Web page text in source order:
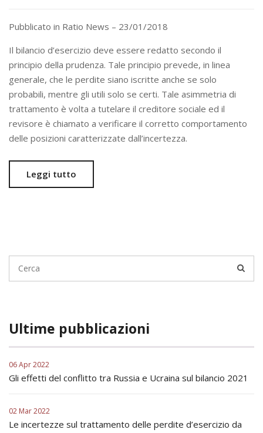
Pubblicato in Ratio News – 23/01/2018
Il bilancio d’esercizio deve essere redatto secondo il
principio della prudenza. Tale principio prevede, in linea
generale, che le perdite siano iscritte anche se solo
probabili, mentre gli utili solo se certi. Tale asimmetria di
trattamento è volta a tutelare il creditore sociale ed il
revisore è chiamato a verificare il corretto comportamento
delle posizioni caratterizzate dall’incertezza.
Leggi tutto
Ultime pubblicazioni
06 Apr 2022
Gli effetti del conflitto tra Russia e Ucraina sul bilancio 2021
02 Mar 2022
Le incertezze sul trattamento delle perdite d’esercizio da